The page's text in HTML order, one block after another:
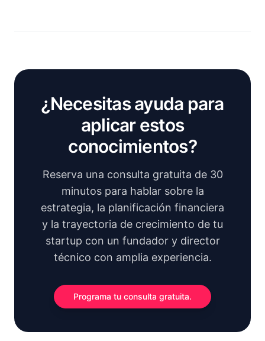
¿Necesitas ayuda para
aplicar estos
conocimientos?
Reserva una consulta gratuita de 30
minutos para hablar sobre la
estrategia, la planificación financiera
y la trayectoria de crecimiento de tu
startup con un fundador y director
técnico con amplia experiencia.
Programa tu consulta gratuita.